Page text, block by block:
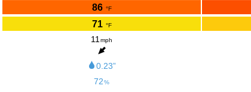
86 °F
71 °F
11mph
0.23”
72%